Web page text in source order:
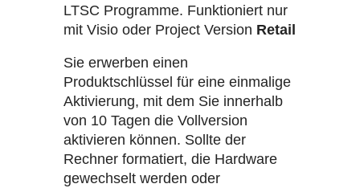
LTSC Programme. Funktioniert nur
mit Visio oder Project Version Retail
Sie erwerben einen
Produktschlüssel für eine einmalige
Aktivierung, mit dem Sie innerhalb
von 10 Tagen die Vollversion
aktivieren können. Sollte der
Rechner formatiert, die Hardware
gewechselt werden oder